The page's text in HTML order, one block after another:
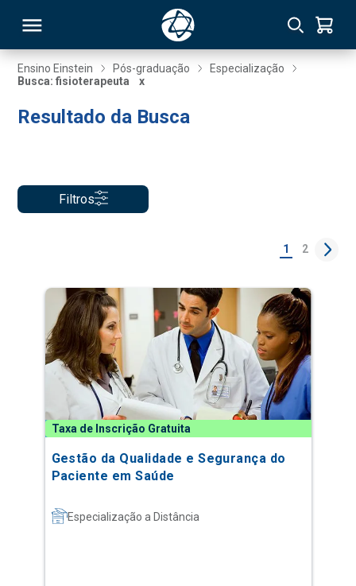
Ensino Einstein Pós-graduação
Especialização
Busca: fisioterapeuta
x
Resultado da Busca
Filtros
1 2
Taxa de Inscrição Gratuita
Gestão da Qualidade e Segurança do
Paciente em Saúde
Especialização a Distância